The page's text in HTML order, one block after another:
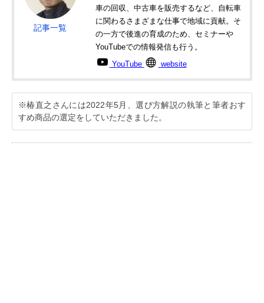
記事一覧
車の回収、中古車を販売するなど、自転車
に関わるさまざまな仕事で地域に貢献。そ
の一方で後進の育成のため、セミナーや
YouTubeでの情報発信も行う。
YouTube website
※椿直之さんには2022年5月、選び方解説の執筆と筆者おす
すめ商品の選定をしていただきました。